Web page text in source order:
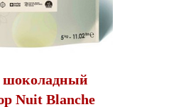
Nuit Blanche